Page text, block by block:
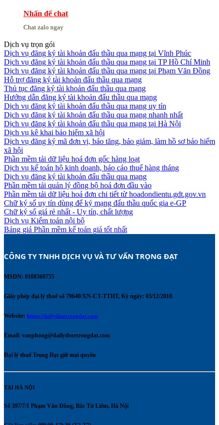
Nhấn để chat
Chat zalo ngay
Dịch vụ trọn gói
Dịch vụ đăng ký tài khoản đấu thầu qua mạng tại Vĩnh Phúc
Dịch vụ đăng ký tài khoản đấu thầu qua mạng tại TP Hồ Chí Minh
Dịch vụ đăng ký tài khoản đấu thầu qua mạng tại Phạm Văn Đồng
Hỗ trợ đăng ký tài khoản đấu thầu qua mạng
Thủ tục đăng ký tài khoản đấu thầu qua mạng
Hướng dẫn đăng ký tài khoản đấu thầu qua mạng
Dịch vụ đăng ký tài khoản đấu thầu qua mạng uy tín
Dịch vụ đăng ký tài khoản đấu thầu qua mạng nhanh nhất
Dịch vụ đăng ký tài khoản đấu thầu qua mạng tại Hà Nội
Dịch vụ kê khai bảo hiểm xã hội
Dịch vụ đăng ký mã đơn vị, báo tăng, báo giảm, làm hồ sơ bảo hiểm
xã hội
Phần mềm tải dữ liệu hoá đơn gốc hàng loạt
Dịch vụ kế toán hộ kinh doanh, báo cáo thuế hàng tháng
Dịch vụ đăng ký tài khoản đấu thầu qua mạng
Phần mềm tải quản lý đồng bộ hoá đơn đầu vào
Phần mềm tải dữ liệu hoá đơn chi tiết từ hoadondientu.gdt.gov.vn
Chữ ký số uy tín dùng để ký mạng đấu thầu quốc gia e-GP
Chữ ký số giá rẻ nhất - Uy tín, chất lượng
Dịch vụ Kiểm toán nội bộ
Bảng giá Phần mềm kế toán giá tốt nhất
CÔNG TY TNHH DỊCH VỤ VÀ TƯ VẤN TRỌNG ĐẠT
MSDN: 0108369755
Giấy phép đại lý thuế số 79640/XN-CT-TTHT, Ký ngày: 03/12/2018
Website: https://dailythuetrongdat.com
Email: vanphong@dailythuetrongdat.com
Đại lý thuế Trọng Đạt giữ mọi quyền
TẠI HÀ NỘI
Số 397/7/1 Phạm Văn Đồng, Bắc Từ Liêm, Hà Nội